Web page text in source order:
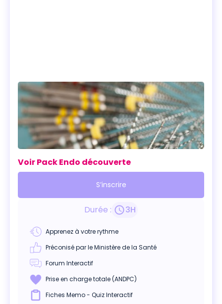
Voir Pack Endo découverte
S’inscrire
Durée : 3H
Apprenez à votre rythme
Préconisé par le Ministère de la Santé
Forum Interactif
Prise en charge totale (ANDPC)
Fiches Memo - Quiz Interactif